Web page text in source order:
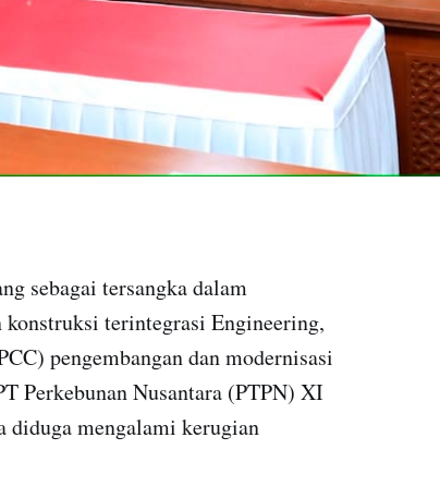
sebagai tersangka dalam
terintegrasi Engineering,
pengembangan dan modernisasi
Perkebunan Nusantara (PTPN) XI
diduga mengalami kerugian